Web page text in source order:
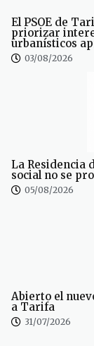
El PSOE de
priorizar
urbanísticos
03/08/2026
La Residencia
social no se
05/08/2026
Abierto el
a Tarifa
31/07/2026